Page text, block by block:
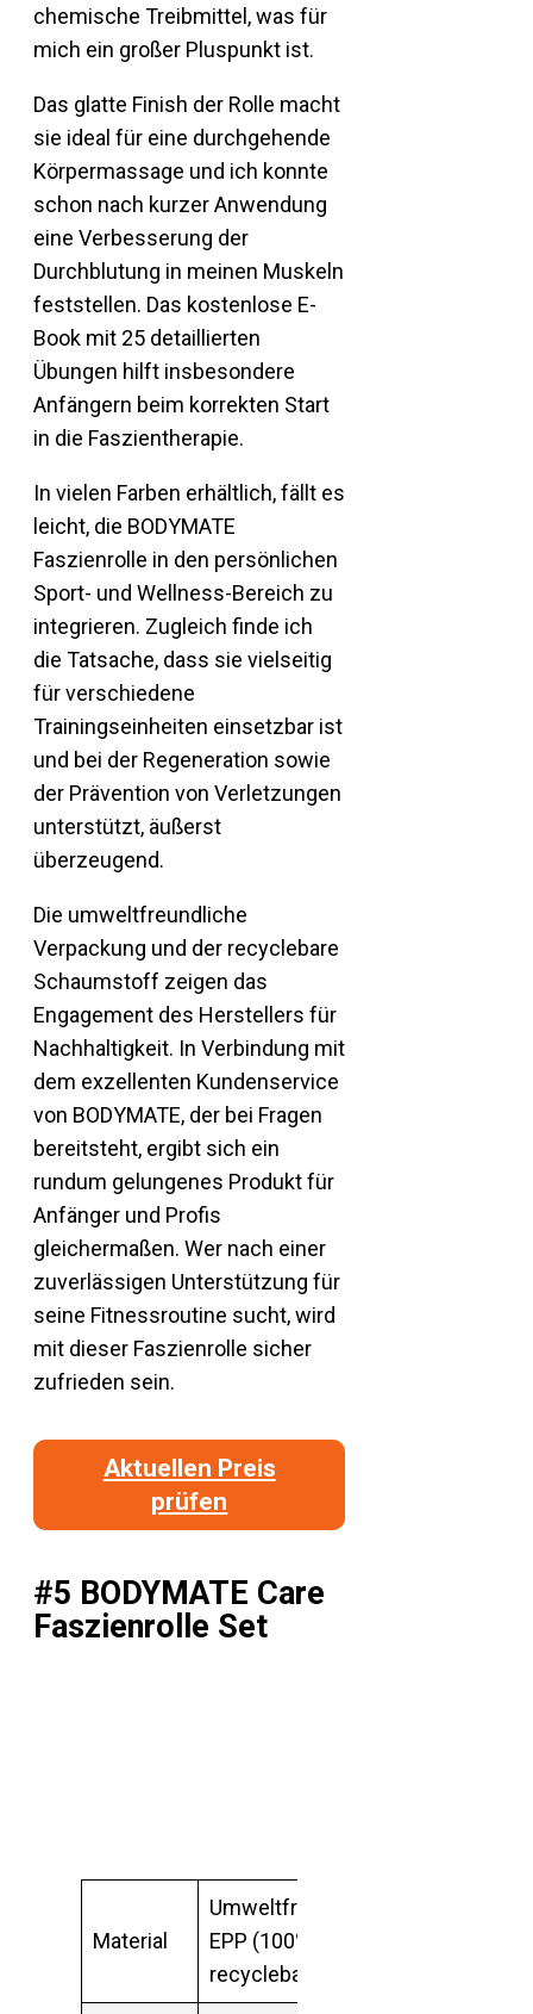
chemische Treibmittel, was für
mich ein großer Pluspunkt ist.
Das glatte Finish der Rolle macht
sie ideal für eine durchgehende
Körpermassage und ich konnte
schon nach kurzer Anwendung
eine Verbesserung der
Durchblutung in meinen Muskeln
feststellen. Das kostenlose E-
Book mit 25 detaillierten
Übungen hilft insbesondere
Anfängern beim korrekten Start
in die Faszientherapie.
In vielen Farben erhältlich, fällt es
leicht, die BODYMATE
Faszienrolle in den persönlichen
Sport- und Wellness-Bereich zu
integrieren. Zugleich finde ich
die Tatsache, dass sie vielseitig
für verschiedene
Trainingseinheiten einsetzbar ist
und bei der Regeneration sowie
der Prävention von Verletzungen
unterstützt, äußerst
überzeugend.
Die umweltfreundliche
Verpackung und der recyclebare
Schaumstoff zeigen das
Engagement des Herstellers für
Nachhaltigkeit. In Verbindung mit
dem exzellenten Kundenservice
von BODYMATE, der bei Fragen
bereitsteht, ergibt sich ein
rundum gelungenes Produkt für
Anfänger und Profis
gleichermaßen. Wer nach einer
zuverlässigen Unterstützung für
seine Fitnessroutine sucht, wird
mit dieser Faszienrolle sicher
zufrieden sein.
Aktuellen Preis
prüfen
#5 BODYMATE Care
Faszienrolle Set
Material
Umweltfreundliches
EPP (100%
recyclebar)